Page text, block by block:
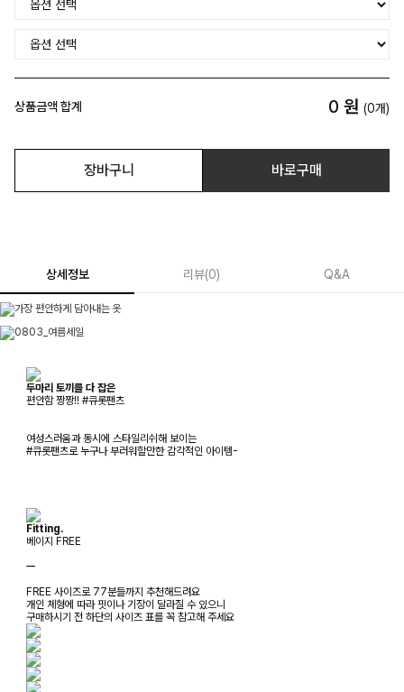
상품금액 합계 0 원 (0개)
장바구니 바로구매
상세정보 리뷰(0) Q&A
두마리 토끼를 다 잡은
편안함 짱짱!! #큐롯팬츠
여성스러움과 동시에 스타일리쉬해 보이는
#큐롯팬츠로 누구나 부러워할만한 감각적인 아이템-
Fitting.
베이지 FREE
ㅡ
FREE 사이즈로 77분들까지 추천해드려요
개인 체형에 따라 핏이나 기장이 달라질 수 있으니
구매하시기 전 하단의 사이즈 표를 꼭 참고해 주세요